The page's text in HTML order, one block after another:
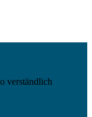
verständlich